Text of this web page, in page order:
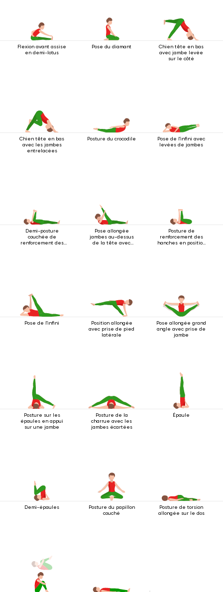
Flexion avant assise
en demi-lotus
Pose du diamant
Chien tête en bas
avec jambe levée
sur le côté
Chien tête en bas
avec les jambes
entrelacées
Posture du crocodile
Pose de l'infini avec
levées de jambes
Demi-posture
couchée de
renforcement des
Pose allongée
jambes au-dessus
de la tête avec
Posture de
renforcement des
hanches en position
Pose de l'infini
Position allongée
avec prise de pied
latérale
Pose allongée grand
angle avec prise de
jambe
Posture sur les
épaules en appui
sur une jambe
Posture de la
charrue avec les
jambes écartées
Épaule
Demi-épaules
Posture du papillon
couché
Posture de torsion
allongée sur le dos